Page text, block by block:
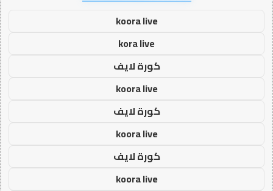
koora live
kora live
كورة لايف
koora live
كورة لايف
koora live
كورة لايف
koora live